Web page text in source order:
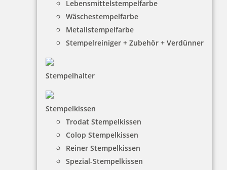
Lebensmittelstempelfarbe
Wäschestempelfarbe
Metallstempelfarbe
Stempelreiniger + Zubehör + Verdünner
Stempelhalter
Stempelkissen
Trodat Stempelkissen
Colop Stempelkissen
Reiner Stempelkissen
Spezial-Stempelkissen
HINWEISE
Versandinformationen
Zahlungsbedingungen